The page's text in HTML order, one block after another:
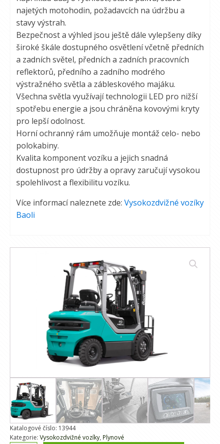
najetých motohodin, požadavcích na údržbu a
stavy výstrah.
Bezpečnost a výhled jsou ještě dále vylepšeny díky
široké škále dostupného osvětlení včetně předních
a zadních světel, předních a zadních pracovních
reflektorů, předního a zadního modrého
výstražného světla a zábleskového majáku.
Všechna světla využívají technologii LED pro nižší
spotřebu energie a jsou chráněna kovovými kryty
pro lepší odolnost.
Horní ochranný rám umožňuje montáž celo- nebo
polokabiny.
Kvalita komponent vozíku a jejich snadná
dostupnost pro údržby a opravy zaručují vysokou
spolehlivost a flexibilitu vozíku.
Více informací naleznete zde: Vysokozdvižné vozíky
Baoli
Katalogové číslo: 13944
Kategorie: Vysokozdvižné vozíky, Plynové